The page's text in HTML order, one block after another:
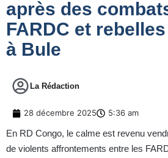
après des
FARDC et
à Bule
La Rédaction
28 décembre 2025 5:36 am
En RD Congo, le calme est revenu
de violents affrontements entre les